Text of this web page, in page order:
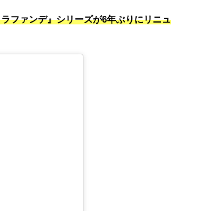
ファンデ』シリーズが6年ぶりにリニュ